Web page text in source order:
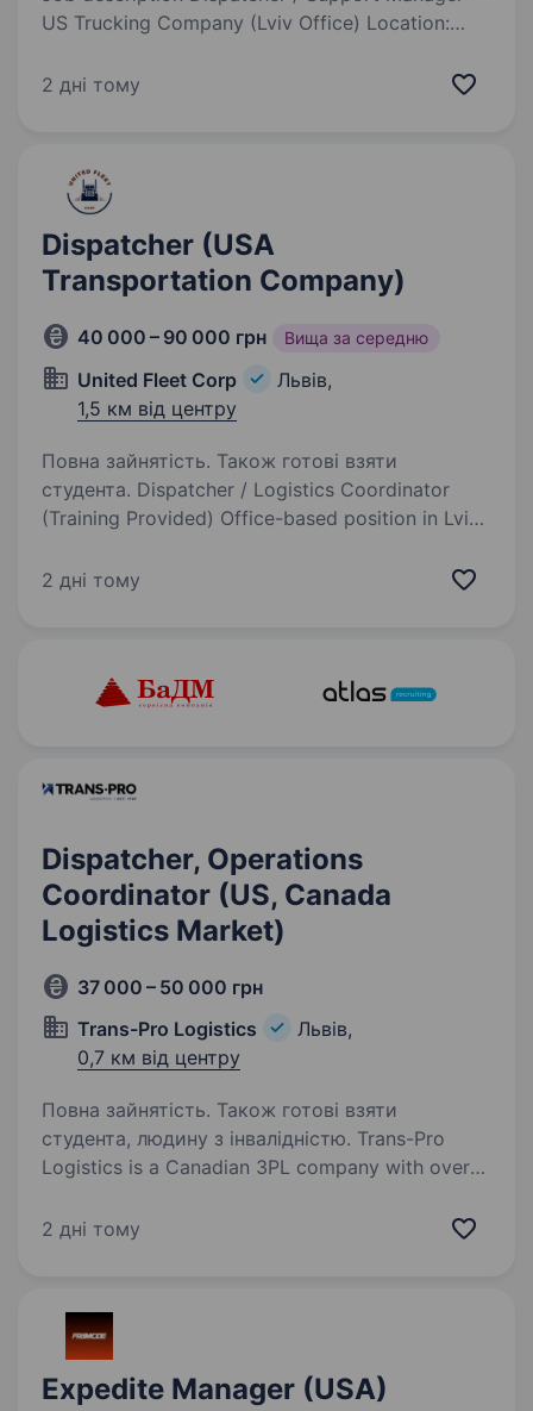
US Trucking Company (Lviv Office) Location:
Type: Full-time Industry: US Trucking & Logistics
2 дні тому
Dispatcher (USA
Transportation Company)
40 000 – 90 000 грн Вища за середню
United Fleet Corp
Львів,
1,5 км від центру
Повна зайнятість. Також готові взяти
студента. Dispatcher / Logistics Coordinator
(Training Provided) Office-based position in Lviv
based logistics company working with the US
2 дні тому
Dispatcher, Operations
Coordinator (US, Canada
Logistics Market)
37 000 – 50 000 грн
Trans-Pro Logistics
Львів,
0,7 км від центру
Повна зайнятість. Також готові взяти
студента, людину з інвалідністю. Trans-Pro
Logistics is a Canadian 3PL company with over
industry across the US and Canada.
2 дні тому
Expedite Manager (USA)